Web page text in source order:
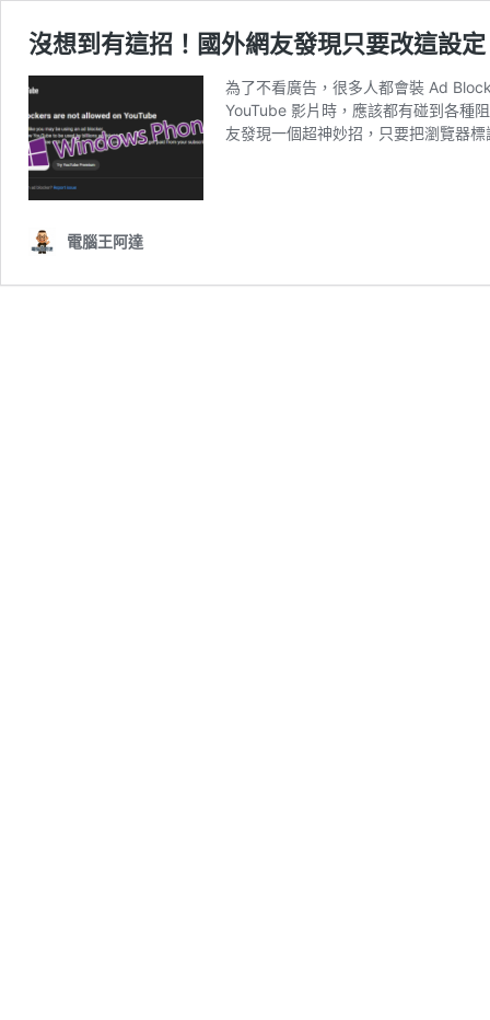
沒想到有這招！國外網友發現只要改這設
為了不看廣告，很多人都會裝 Ad
YouTube 影片時，應該都有碰到各種
友發現一個超神妙招，只要把瀏覽器
電腦王阿達